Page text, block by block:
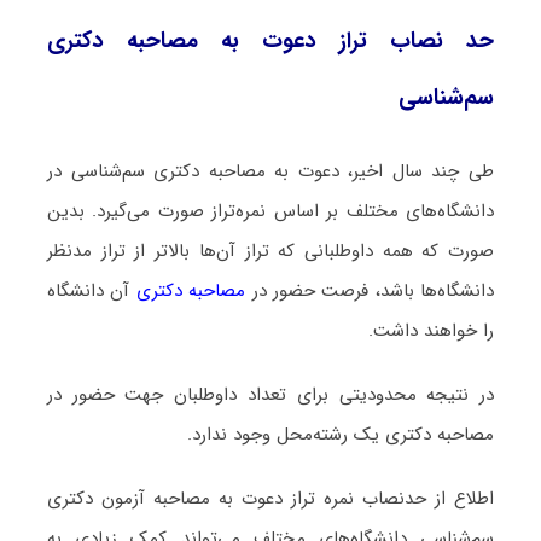
حد نصاب تراز دعوت به مصاحبه دکتری
سم‌شناسی
طی چند سال اخیر، دعوت به مصاحبه دکتری سم‌شناسی در
دانشگاه‌های مختلف بر اساس نمره‌تراز صورت می‌گیرد. بدین
صورت که همه داوطلبانی که تراز آن‌ها بالاتر از تراز مدنظر
دانشگاه‌ها باشد، فرصت حضور در مصاحبه دکتری آن دانشگاه
را خواهند داشت.
در نتیجه محدودیتی برای تعداد داوطلبان جهت حضور در
مصاحبه دکتری یک رشته‌محل وجود ندارد.
اطلاع از حدنصاب نمره تراز دعوت به مصاحبه آزمون دکتری